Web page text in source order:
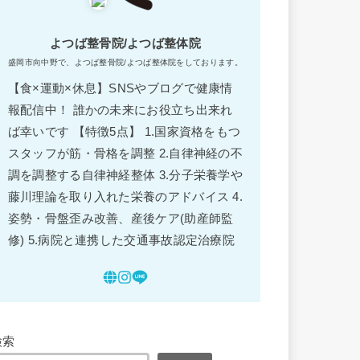
よつば整骨院/よつば整体院
盛岡市向中野で、よつば整骨院/よつば整体院をしております。
【食×運動×休息】SNSやブログで健康情
報配信中！ 誰かの未来にお役立ち出来れ
ば幸いです 【特徴5点】 1.国家資格をもつ
スタッフが筋・骨格を調整 2.自律神経の不
調を調整する自律神経整体 3.分子栄養学や
藤川理論を取り入れた栄養のアドバイス 4.
姿勢・骨盤歪み改善、産後ケア(助産師監
修) 5.病院と連携した交通事故認定治療院
索